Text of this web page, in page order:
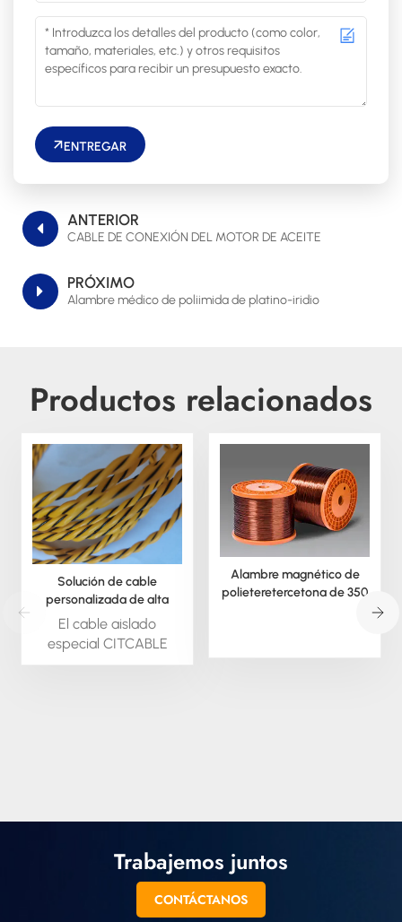
ENTREGAR
ANTERIOR
CABLE DE CONEXIÓN DEL MOTOR DE ACEITE
PRÓXIMO
Alambre médico de poliimida de platino-iridio
Productos relacionados
Solución de cable
personalizada de alta
temperatura para desafíos
difíciles.
El cable aislado
especial CITCABLE
está disponible bajo
trenzado y en otros
Alambre magnético de
polieteretercetona de 350
Trabajemos juntos
CONTÁCTANOS